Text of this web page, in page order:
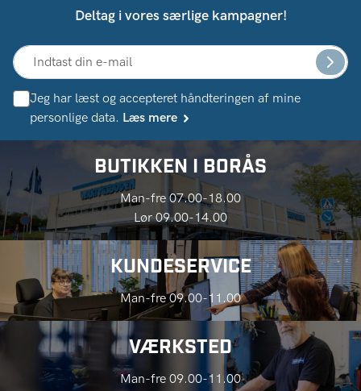
Deltag i vores særlige kampagner!
Jeg har læst og accepteret håndteringen af ​​mine
personlige data. Læs mere
BUTIKKEN I BORÅS
Man-fre 07.00-18.00
Lør 09.00-14.00
KUNDESERVICE
Man-fre 09.00-11.00
VÆRKSTED
Man-fre 09.00-11.00